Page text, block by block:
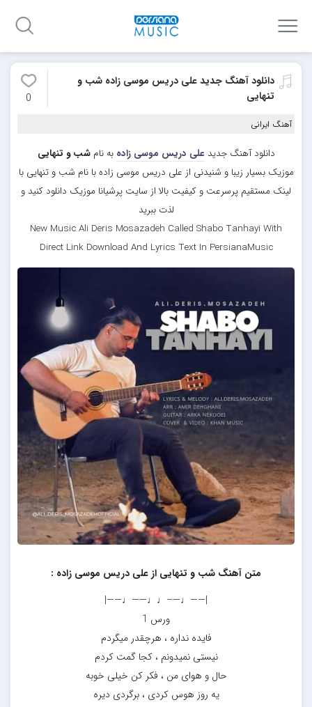
دانلود آهنگ جدید علی دریس موسی زاده شب و
تنهایی
0
آهنگ ایرانی
دانلود آهنگ جدیدعلی دریس موسی زاده به نامشب و تنهایی
موزیک بسیار زیبا و شنیدنی از علی دریس موسی زاده با نام شب و تنهایی با
لینک مستقیم پرسرعت و کیفیت بالا از سایت پرشیانا موزیک دانلود کنید و
لذت ببرید
New Music Ali Deris Mosazadeh Called Shabo Tanhayi With
Direct Link Download And Lyrics Text In PersianaMusic
متن آهنگ شب و تنهایی از علی دریس موسی زاده :
|——♩—–♩♩——♩——|
ورس 1
فایده نداره ، هرچقدر میگردم
نیستی نمیدونم ، کجا گمت کردم
حال و هوای من ، فکر کن خیلی خوبه
یه روز هوس کردی ، برگردی دیره